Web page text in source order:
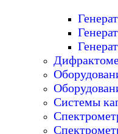
Системы